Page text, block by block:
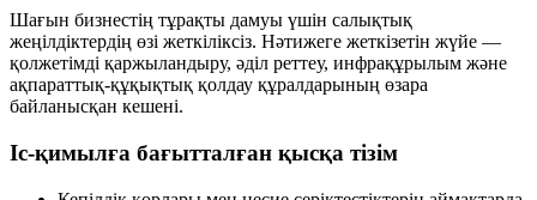
Шағын бизнестің тұрақты дамуы үшін салықтық
жеңілдіктердің өзі жеткіліксіз. Нәтижеге жеткізетін жүйе —
қолжетімді қаржыландыру, әділ реттеу, инфрақұрылым және
ақпараттық-құқықтық қолдау құралдарының өзара
байланысқан кешені.
Іс-қимылға бағытталған қысқа тізім